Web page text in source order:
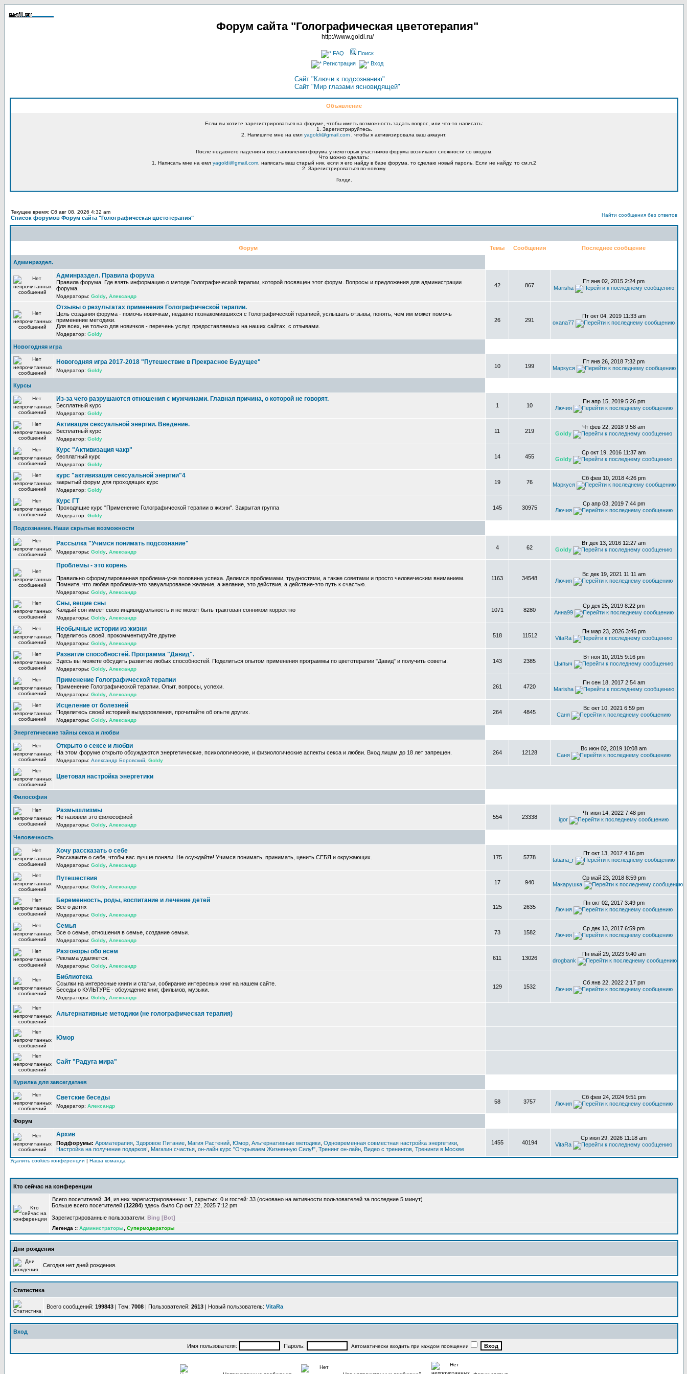
Форум сайта "Голографическая цветотерапия"
http://www.goldi.ru/
FAQ
Поиск
Регистрация
Вход
Сайт "Ключи к подсознанию"
Сайт "Мир глазами ясновидящей"
Объявление
Если вы хотите зарегистрироваться на форуме, чтобы иметь возможность задать вопрос, или что-то написать:
1. Зарегистрируйтесь.
2. Напишите мне на емл yagoldi@gmail.com , чтобы я активизировала ваш аккаунт.
После недавнего падения и восстановления форума у некоторых участников форума возникают сложности со входом.
Что можно сделать:
1. Написать мне на емл yagoldi@gmail.com , написать ваш старый ник, если я его найду в базе форума, то сделаю новый пароль. Если не найду, то см.п.2
2. Зарегистрироваться по-новому.
Голди.
Текущее время: Сб авг 08, 2026 4:32 am
Список форумов Форум сайта "Голографическая цветотерапия" Найти сообщения без ответов
Форум Темы Сообщения Последнее сообщение
Админраздел.
Админраздел. Правила форума
Правила форума. Где взять информацию о методе Голографической терапии, которой посвящен этот форум. Вопросы и предложения для администрации
форума.
Модераторы: Goldy Александр
42 867
Пт янв 02, 2015 2:24 pm
Marisha
Отзывы о результатах применения Голографической терапии.
Цель создания форума - помочь новичкам, недавно познакомившихся с Голографической терапией, услышать отзывы, понять, чем им может помочь
применение методики.
Для всех, не только для новичков - перечень услуг, предоставляемых на наших сайтах, с отзывами.
Модератор: Goldy
26 291
Пт окт 04, 2019 11:33 am
oxana77
Новогодняя игра
Новогодняя игра 2017-2018 "Путешествие в Прекрасное Будущее"
Модератор: Goldy
10 199
Пт янв 26, 2018 7:32 pm
Маркуся
Курсы
Из-за чего разрушаются отношения с мужчинами. Главная причина, о которой не говорят.
Бесплатный курс
Модератор: Goldy
1 10
Пн апр 15, 2019 5:26 pm
Лючия
Активация сексуальной энергии. Введение.
Бесплатный курс
Модератор: Goldy
11 219
Чт фев 22, 2018 9:58 am
Goldy
Курс "Активизация чакр"
бесплатный курс
Модератор: Goldy
14 455
Ср окт 19, 2016 11:37 am
Goldy
курс "активизация сексуальной энергии"4
закрытый форум для проходящих курс
Модератор: Goldy
19 76
Сб фев 10, 2018 4:26 pm
Маркуся
Курс ГТ
Проходящие курс "Применение Голографической терапии в жизни". Закрытая группа
Модератор: Goldy
145 30975
Ср апр 03, 2019 7:44 pm
Лючия
Подсознание. Наши скрытые возможности
Рассылка "Учимся понимать подсознание"
Модераторы: Goldy Александр
4 62
Вт дек 13, 2016 12:27 am
Goldy
Проблемы - это корень
Правильно сформулированная проблема-уже половина успеха. Делимся проблемами, трудностями, а также советами и просто человеческим вниманием.
Помните, что любая проблема-это завуалированое желание, а желание, это действие, а действие-это путь к счастью.
Модераторы: Goldy Александр
1163 34548
Вс дек 19, 2021 11:11 am
Лючия
Сны, вещие сны
Каждый сон имеет свою индивидуальность и не может быть трактован сонником корректно
Модераторы: Goldy Александр
1071 8280
Ср дек 25, 2019 8:22 pm
Анна99
Необычные истории из жизни
Поделитесь своей, прокомментируйте другие
Модераторы: Goldy Александр
518 11512
Пн мар 23, 2026 3:46 pm
VitaRa
Развитие способностей. Программа "Давид".
Здесь вы можете обсудить развитие любых способностей. Поделиться опытом применения программы по цветотерапии "Давид" и получить советы.
Модераторы: Goldy Александр
143 2385
Вт ноя 10, 2015 9:16 pm
Цыпыч
Применение Голографической терапии
Применение Голографической терапии. Опыт, вопросы, успехи.
Модераторы: Goldy Александр
261 4720
Пн сен 18, 2017 2:54 am
Marisha
Исцеление от болезней
Поделитесь своей историей выздоровления, прочитайте об опыте других.
Модераторы: Goldy Александр
264 4845
Вс окт 10, 2021 6:59 pm
Саня
Энергетические тайны секса и любви
Открыто о сексе и любви
На этом форуме открыто обсуждаются энергетические, психологические, и физиологические аспекты секса и любви. Вход лицам до 18 лет запрещен.
Модераторы: Александр Боровский Goldy
264 12128
Вс июн 02, 2019 10:08 am
Саня
Цветовая настройка энергетики
Философия
Размышлизмы
Не назовем это философией
Модераторы: Goldy Александр
554 23338
Чт июл 14, 2022 7:48 pm
igor
Человечность
Хочу рассказать о себе
Расскажите о себе, чтобы вас лучше поняли. Не осуждайте! Учимся понимать, принимать, ценить СЕБЯ и окружающих.
Модераторы: Goldy Александр
175 5778
Пт окт 13, 2017 4:16 pm
tatiana_r
Путешествия
Модераторы: Goldy Александр
17 940
Ср май 23, 2018 8:59 pm
Макарушка
Беременность, роды, воспитание и лечение детей
Все о детях
Модераторы: Goldy Александр
125 2635
Пн окт 02, 2017 3:49 pm
Лючия
Семья
Все о семье, отношения в семье, создание семьи.
Модераторы: Goldy Александр
73 1582
Ср дек 13, 2017 6:59 pm
Лючия
Разговоры обо всем
Реклама удаляется.
Модераторы: Goldy Александр
611 13026
Пн май 29, 2023 9:40 am
drogbank
Библиотека
Ссылки на интересные книги и статьи, собирание интересных книг на нашем сайте.
Беседы о КУЛЬТУРЕ - обсуждение книг, фильмов, музыки.
Модераторы: Goldy Александр
129 1532
Сб янв 22, 2022 2:17 pm
Лючия
Альтернативные методики (не голографическая терапия)
Юмор
Сайт "Радуга мира"
Курилка для завсегдатаев
Светские беседы
Модератор: Александр
58 3757
Сб фев 24, 2024 9:51 pm
Лючия
Форум
Архив
Подфорумы: Ароматерапия Здоровое Питание Магия Растений Юмор Альтернативные методики Одновременная совместная настройка энергетики
Настройка на получение подарков!
Магазин счастья он-лайн курс "Открываем Жизненную Силу!" Тренинг он-лайн Видео с тренингов Тренинги в Москве
1455 40194
Ср июл 29, 2026 11:18 am
VitaRa
Удалить cookies конференции | Наша команда
Кто сейчас на конференции
Всего посетителей: 34 , из них зарегистрированных: 1, скрытых: 0 и гостей: 33 (основано на активности пользователей за последние 5 минут)
Больше всего посетителей (12284) здесь было Ср окт 22, 2025 7:12 pm
Зарегистрированные пользователи: Bing [Bot]
Легенда :: Администраторы Супермодераторы
Дни рождения
Сегодня нет дней рождения.
Статистика
Всего сообщений: 199843 | Тем: 7008 | Пользователей: 2613 | Новый пользователь: VitaRa
Вход
Имя пользователя: Пароль: Автоматически входить при каждом посещении